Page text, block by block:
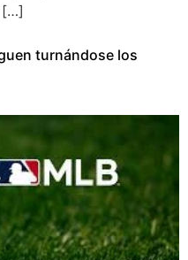
[…]
turnándose los